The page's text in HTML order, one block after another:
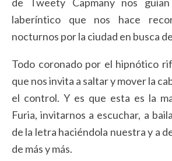
laberíntico que nos hace
nocturnos por la ciudad en busca
Todo coronado por el hipnótico
que nos invita a saltar y mover la
el control. Y es que esta es la
Furia, invitarnos a escuchar, a
de la letra haciéndola nuestra y a
de más y más.